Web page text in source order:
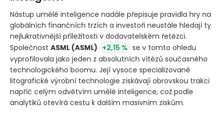
Nástup umělé inteligence nadále přepisuje pravidla hry na
globálních finančních trzích a investoři neustále hledají ty
nejlukrativnější příležitosti v dodavatelském řetězci.
Společnost ASML (ASML) +2,15 % se v tomto ohledu
vyprofilovala jako jeden z absolutních vítězů současného
technologického boomu. Její vysoce specializované
litografické výrobní technologie získávají obrovskou trakci
napříč celým odvětvím umělé inteligence, což podle
analytiků otevírá cestu k dalším masivním ziskům.